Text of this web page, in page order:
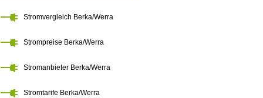
Stromvergleich Berka/Werra
Strompreise Berka/Werra
Stromanbieter Berka/Werra
Stromtarife Berka/Werra